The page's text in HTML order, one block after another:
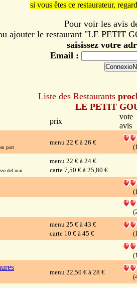
si vous êtes ce restaurateur,
Pour voir les avis
ajouter le restaurant "LE PETIT
saisissez votre
Email :
Liste des Restaurants
LE PETIT
prix
vote
avis
port
menu 22 € à 26 €
del mar
menu 22 € à 24 €
carte 7,50 € à 25,80 €
menu 25 € à 43 €
carte 10 € à 45 €
menu 22,50 € à 28 €